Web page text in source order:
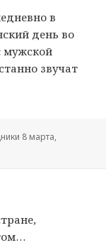
в
день во
мужской
звучат
8 марта,